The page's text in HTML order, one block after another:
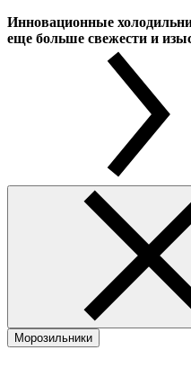
Инновационные
еще больше свежести и
Морозильники